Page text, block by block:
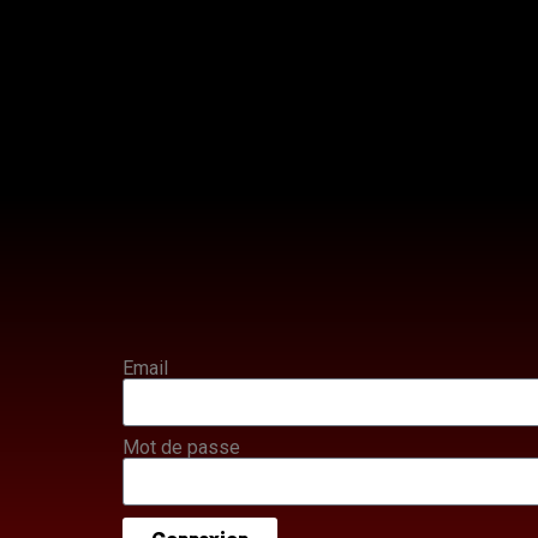
Email
Mot de passe